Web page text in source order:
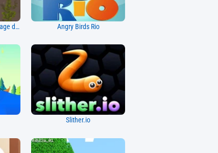
Avatar - Épreuves du Passage du Serpent Angry Birds Rio
Slither.io